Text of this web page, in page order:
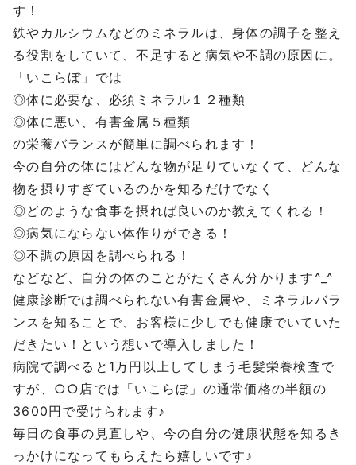
す！
鉄やカルシウムなどのミネラルは、身体の調子を整え
る役割をしていて、不足すると病気や不調の原因に。
「いこらぼ」では
◎体に必要な、必須ミネラル１２種類
◎体に悪い、有害金属５種類
の栄養バランスが簡単に調べられます！
今の自分の体にはどんな物が足りていなくて、どんな
物を摂りすぎているのかを知るだけでなく
◎どのような食事を摂れば良いのか教えてくれる！
◎病気にならない体作りができる！
◎不調の原因を調べられる！
などなど、自分の体のことがたくさん分かります^_^
健康診断では調べられない有害金属や、ミネラルバラ
ンスを知ることで、お客様に少しでも健康でいていた
だきたい！という想いで導入しました！
病院で調べると1万円以上してしまう毛髪栄養検査で
すが、○○店では「いこらぼ」の通常価格の半額の
3600円で受けられます♪
毎日の食事の見直しや、今の自分の健康状態を知るき
っかけになってもらえたら嬉しいです♪